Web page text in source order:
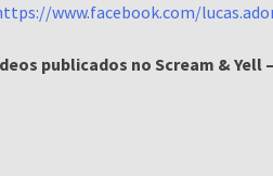
www.facebook.com/
publicados no Scream & Yell